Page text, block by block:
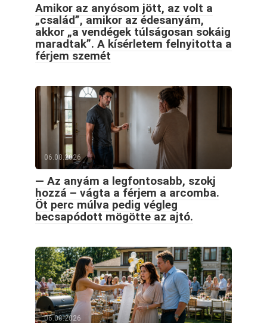
Amikor az anyósom jött, az volt a
„család”, amikor az édesanyám,
akkor „a vendégek túlságosan sokáig
maradtak”. A kísérletem felnyitotta a
férjem szemét
06.08.2026
— Az anyám a legfontosabb, szokj
hozzá – vágta a férjem a arcomba.
Öt perc múlva pedig végleg
becsapódott mögötte az ajtó.
06.08.2026